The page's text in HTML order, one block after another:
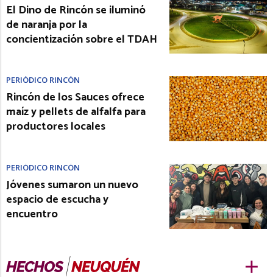
El Dino de Rincón se iluminó
de naranja por la
concientización sobre el TDAH
PERIÓDICO RINCÓN
Rincón de los Sauces ofrece
maíz y pellets de alfalfa para
productores locales
PERIÓDICO RINCÓN
Jóvenes sumaron un nuevo
espacio de escucha y
encuentro